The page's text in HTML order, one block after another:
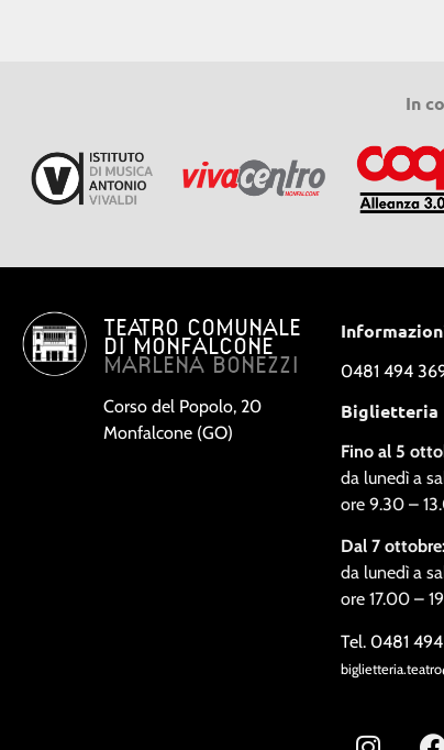
In
TEATRO COMUNALE
DI MONFALCONE
MARLENA BONEZZI
Corso del Popolo, 20
Monfalcone (GO)
0481 494
Biglietteria
Fino al 5
da lunedì a
ore 9.30 –
Dal 7 ottobre:
da lunedì a
ore 17.00 –
Tel. 0481